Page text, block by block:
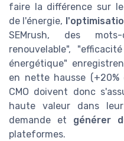
faire la différence sur
de l'énergie,
SEMrush, des
renouvelable",
énergétique"
en nette hausse (+20%
CMO doivent donc
haute valeur dans
demande et générer
plateformes.